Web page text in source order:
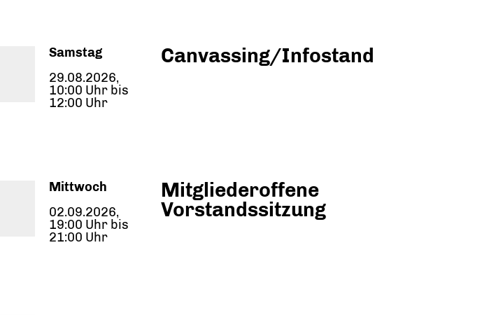
Samstag
29.08.2026,
10:00 Uhr bis
12:00 Uhr
Canvassing/Infostand
Mittwoch
02.09.2026,
19:00 Uhr bis
21:00 Uhr
Mitgliederoffene
Vorstandssitzung